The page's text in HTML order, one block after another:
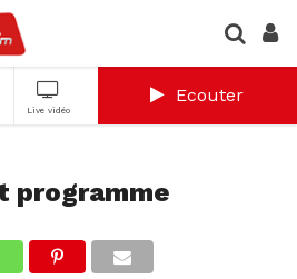
Live vidéo
Ecouter
programme